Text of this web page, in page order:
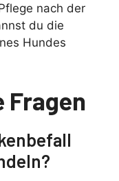
nach der
du die
Hundes
Fragen